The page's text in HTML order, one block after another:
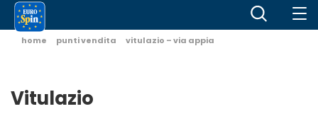
home punti vendita vitulazio – via appia
Vitulazio